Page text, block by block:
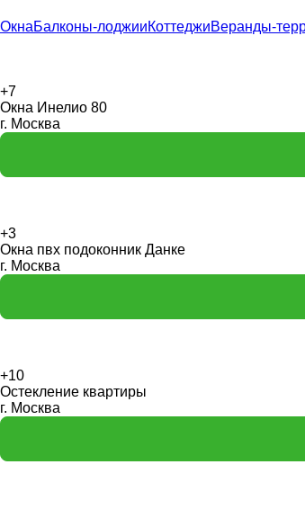
ОкнаБалконы-лоджииКоттеджиВеранды-
+7
Окна Инелио 80
г. Москва
+3
Окна пвх подоконник Данке
г. Москва
+10
Остекление квартиры
г. Москва